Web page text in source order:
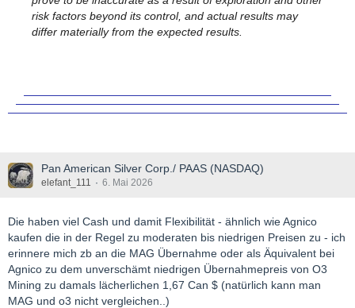
risk factors beyond its control, and actual results may
differ materially from the expected results.
Pan American Silver Corp./ PAAS (NASDAQ)
elefant_111 6. Mai 2026
Die haben viel Cash und damit Flexibilität - ähnlich wie Agnico
kaufen die in der Regel zu moderaten bis niedrigen Preisen zu - ich
erinnere mich zb an die MAG Übernahme oder als Äquivalent bei
Agnico zu dem unverschämt niedrigen Übernahmepreis von O3
Mining zu damals lächerlichen 1,67 Can $ (natürlich kann man
MAG und o3 nicht vergleichen..)